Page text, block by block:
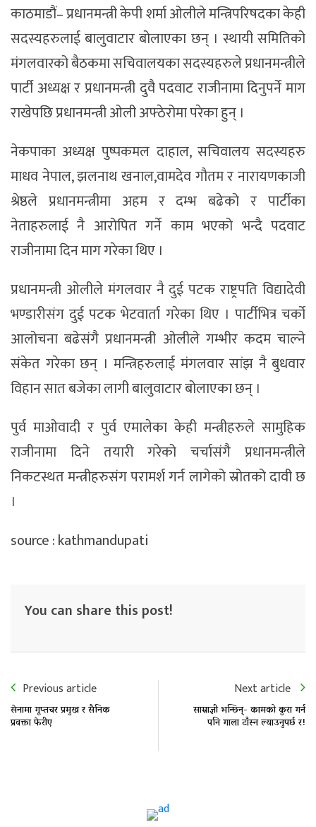
काठमाडौं– प्रधानमन्त्री केपी शर्मा ओलीले मन्त्रिपरिषदका केही
सदस्यहरुलाई बालुवाटार बोलाएका छन् । स्थायी समितिको
मंगलवारको बैठकमा सचिवालयका सदस्यहरुले प्रधानमन्त्रीले
पार्टी अध्यक्ष र प्रधानमन्त्री दुवै पदवाट राजीनामा दिनुपर्ने माग
राखेपछि प्रधानमन्त्री ओली अफ्ठेरोमा परेका हुन् ।
नेकपाका अध्यक्ष पुष्पकमल दाहाल, सचिवालय सदस्यहरु
माधव नेपाल, झलनाथ खनाल,वामदेव गौतम र नारायणकाजी
श्रेष्ठले प्रधानमन्त्रीमा अहम र दम्भ बढेको र पार्टीका
नेताहरुलाई नै आरोपित गर्ने काम भएको भन्दै पदवाट
राजीनामा दिन माग गरेका थिए ।
प्रधानमन्त्री ओलीले मंगलवार नै दुई पटक राष्ट्रपति विद्यादेवी
भण्डारीसंग दुई पटक भेटवार्ता गरेका थिए । पार्टीभित्र चर्को
आलोचना बढेसंगै प्रधानमन्त्री ओलीले गम्भीर कदम चाल्ने
संकेत गरेका छन् । मन्त्रिहरुलाई मंगलवार सांझ नै बुधवार
विहान सात बजेका लागी बालुवाटार बोलाएका छन् ।
पुर्व माओवादी र पुर्व एमालेका केही मन्त्रीहरुले सामुहिक
राजीनामा दिने तयारी गरेको चर्चासंगै प्रधानमन्त्रीले
निकटस्थत मन्त्रीहरुसंग परामर्श गर्न लागेको स्रोतको दावी छ
।
source : kathmandupati
You can share this post!
Previous article
सेनामा गूप्तचर प्रमुख र सैनिक
प्रवक्ता फेरीए
Next article
साम्राज्ञी भन्छिन्- कामको कुरा गर्न
पनि गाला टाँस्न ल्याउनुपर्छ र!